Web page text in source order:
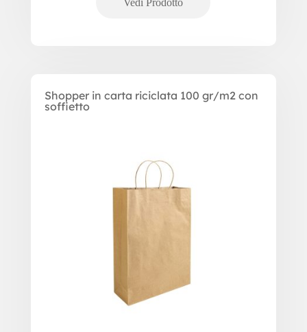
Shopper in carta riciclata 100 gr/m2 con
soffietto